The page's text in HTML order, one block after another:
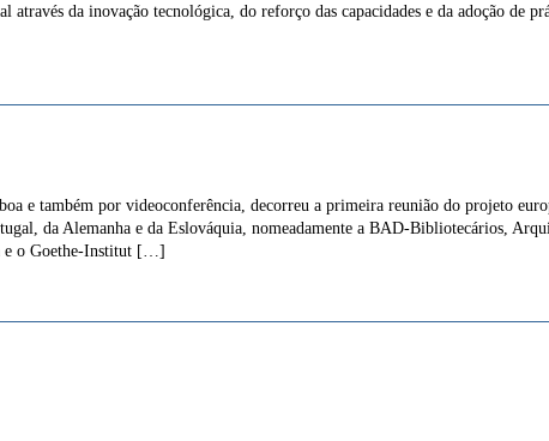
da inovação tecnológica, do reforço das capacidades e da adoção de
e também por videoconferência, decorreu a primeira reunião do projeto
da Alemanha e da Eslováquia, nomeadamente a BAD-Bibliotecários,
e o Goethe-Institut […]